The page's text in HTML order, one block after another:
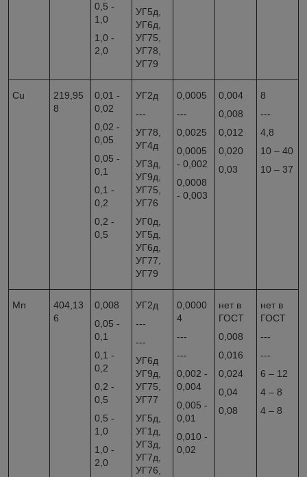
0,5 -
1,0
1,0 -
2,0
УГ5д,
УГ6д,
УГ75,
УГ78,
УГ79
Cu
219,95
8
0,01 -
0,02
0,02 -
0,05
0,05 -
0,1
0,1 -
0,2
0,2 -
0,5
УГ2д
---
УГ78,
УГ4д
УГ3д,
УГ9д,
УГ75,
УГ76
УГ0д,
УГ5д,
УГ6д,
УГ77,
УГ79
0,0005
---
0,0025
0,0005
- 0,002
0,0008
- 0,003
0,004
0,008
0,012
0,020
0,03
8
---
4,8
10 – 40
10 – 37
Mn
404,13
6
0,008
0,05 -
0,1
0,1 -
0,2
0,2 -
0,5
0,5 -
1,0
1,0 -
2,0
УГ2д
---
---
УГ6д
УГ9д,
УГ75,
УГ77
УГ5д,
УГ1д,
УГ3д,
УГ7д,
УГ76,
0,0000
4
---
---
0,002 -
0,004
0,005 -
0,01
0,010 -
0,02
нет в
ГОСТ
0,008
0,016
0,024
0,04
0,08
нет в
ГОСТ
---
---
6 – 12
4 – 8
4 – 8